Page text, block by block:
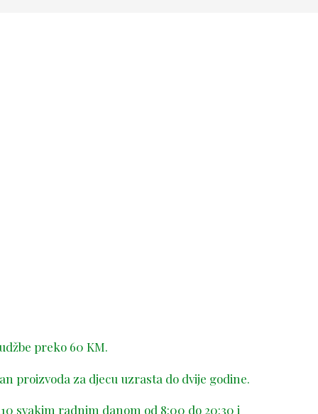
preko 60 KM.
proizvoda za djecu uzrasta do dvije godine.
svakim radnim danom od 8:00 do 20:30 i